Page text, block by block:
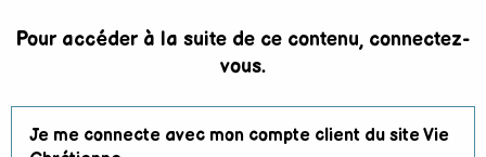
Pour accéder à la suite de ce contenu, connectez-
vous.
Je me connecte avec mon compte client du site Vie